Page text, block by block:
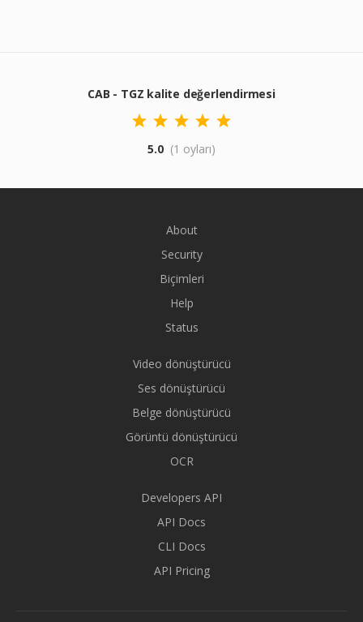
CAB - TGZ kalite değerlendirmesi
5.0 (1 oyları)
About
Security
Biçimleri
Help
Status
Video dönüştürücü
Ses dönüştürücü
Belge dönüştürücü
Görüntü dönüştürücü
OCR
Developers API
API Docs
CLI Docs
API Pricing